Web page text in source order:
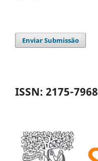
Enviar Submissão
ISSN: 2175-7968